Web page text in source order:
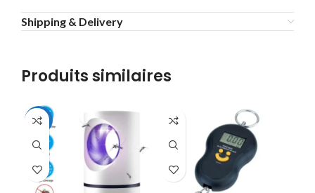
Shipping & Delivery
Produits similaires
-48%